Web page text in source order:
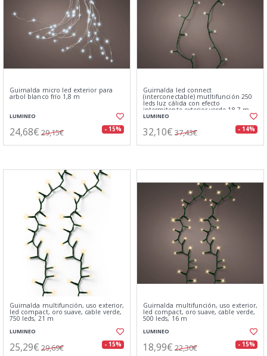
Guirnalda micro led exterior para
arbol blanco frío 1,8 m
LUMINEO
24,68€ 29,15€ - 15%
Guirnalda led connect
(interconectable) mutltifunción 250
leds luz cálida con efecto
intermitente exterior verde 18,7 m
LUMINEO
32,10€ 37,43€ - 14%
Guirnalda multifunción, uso exterior,
led compact, oro suave, cable verde,
750 leds, 21 m
LUMINEO
25,29€ 29,69€ - 15%
Guirnalda multifunción, uso exterior,
led compact, oro suave, cable verde,
500 leds, 16 m
LUMINEO
18,99€ 22,30€ - 15%